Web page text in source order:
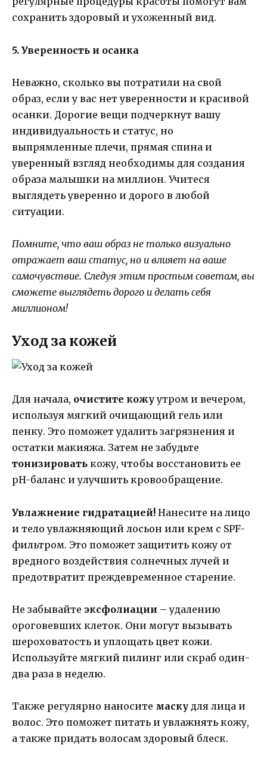
сохранить здоровый и ухоженный вид.
5. Уверенность и осанка
Неважно, сколько вы потратили на свой
образ, если у вас нет уверенности и красивой
осанки. Дорогие вещи подчеркнут вашу
индивидуальность и статус, но
выпрямленные плечи, прямая спина и
уверенный взгляд необходимы для создания
образа малышки на миллион. Учитеся
выглядеть уверенно и дорого в любой
ситуации.
Помните, что ваш образ не только визуально
отражает ваш статус, но и влияет на ваше
самочувствие. Следуя этим простым советам, вы
сможете выглядеть дорого и делать себя
миллионом!
Уход за кожей
Для начала, очистите кожуутром и вечером,
используя мягкий очищающий гель или
пенку. Это поможет удалить загрязнения и
остатки макияжа. Затем не забудьте
тонизировать кожу, чтобы восстановить ее
pH-баланс и улучшить кровообращение.
Увлажнение гидратацией! Нанесите на лицо
и тело увлажняющий лосьон или крем с SPF-
фильтром. Это поможет защитить кожу от
вредного воздействия солнечных лучей и
предотвратит преждевременное старение.
Не забывайте эксфолиации – удалению
ороговевших клеток. Они могут вызывать
шероховатость и уплощать цвет кожи.
Используйте мягкий пилинг или скраб один-
два раза в неделю.
Также регулярно наносите маску для лица и
волос. Это поможет питать и увлажнять кожу,
а также придать волосам здоровый блеск.